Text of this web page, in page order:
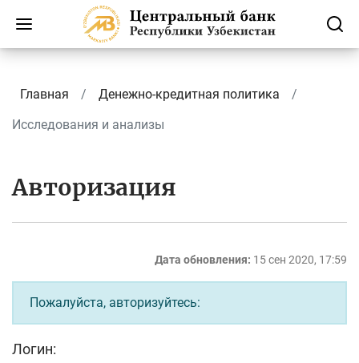
Главная
Денежно-кредитная политика
Исследования и анализы
Авторизация
Дата обновления: 15 сен 2020, 17:59
Пожалуйста, авторизуйтесь:
Логин: